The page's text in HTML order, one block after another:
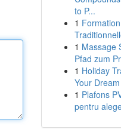
to P...
1
1 Massage
Pfad zum
1 Holiday
Your
1 Plafons
pentru